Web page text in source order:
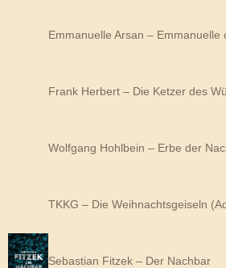
Emmanuelle Arsan – Emmanuelle
Frank Herbert – Die Ketzer des
Wolfgang Hohlbein – Erbe der
TKKG – Die Weihnachtsgeiseln
Sebastian Fitzek – Der Nachbar